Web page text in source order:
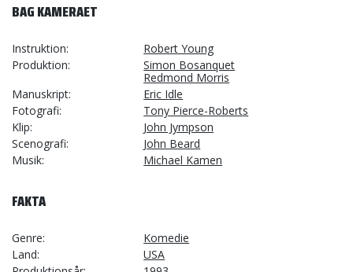
BAG KAMERAET
Instruktion
Robert Young
Produktion
Simon Bosanquet
Redmond Morris
Manuskript
Eric Idle
Fotografi
Tony Pierce-Roberts
Klip
John Jympson
Scenografi
John Beard
Musik
Michael Kamen
FAKTA
Genre
Komedie
Land
USA